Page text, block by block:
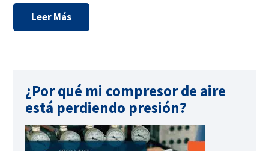
Leer Más
¿Por qué mi compresor de aire
está perdiendo presión?